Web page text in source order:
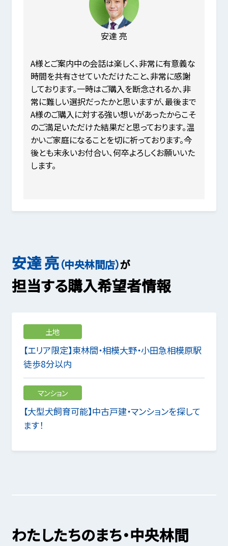
安達 亮
A様とご案内中の会話は楽しく、非常に有意義な
時間を共有させていただけたこと、非常に感謝
しております。一時はご購入を断念されるか、非
常に難しい選択だったかと思いますが、最後まで
A様のご購入に対する強い想いがあったからこそ
のご満足いただけた結果だと思っております。温
かいご家庭になることを切に祈っております。今
後とも末永いお付合い、何卒よろしくお願いいた
します。
安達 亮（中央林間店）が
担当する購入希望者情報
土地
【エリア限定】東林間・相模大野・小田急相模原駅
徒歩8分以内
マンション
【大型犬飼育可能】中古戸建・マンションを探して
ます！
わたしたちのまち・中央林間